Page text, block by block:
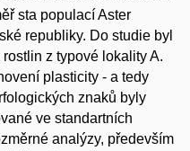
sta populací Aster
republiky. Do studie byl
z typové lokality A.
plasticity - a tedy
znaků byly
ve standartních
analýzy, především